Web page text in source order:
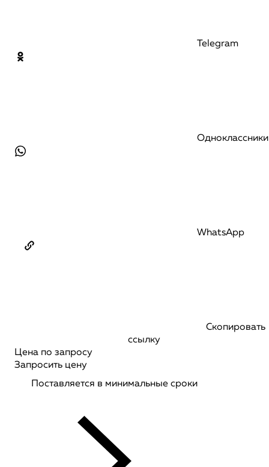
Telegram
Одноклассники
WhatsApp
Скопировать
ссылку
Цена по запросу
Запросить цену
Поставляется в минимальные сроки